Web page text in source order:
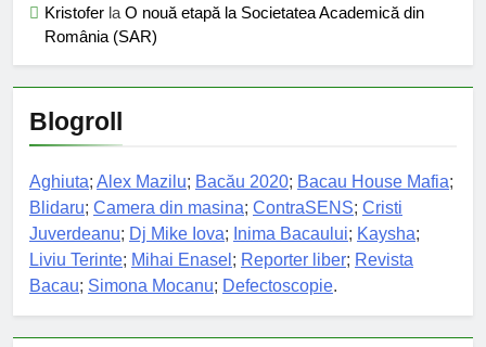
Kristofer la O nouă etapă la Societatea Academică din
România (SAR)
Blogroll
Aghiuta; Alex Mazilu; Bacău 2020; Bacau House Mafia;
Blidaru; Camera din masina; ContraSENS; Cristi
Juverdeanu; Dj Mike Iova; Inima Bacaului; Kaysha;
Liviu Terinte; Mihai Enasel ; Reporter liber; Revista
Bacau; Simona Mocanu; Defectoscopie.